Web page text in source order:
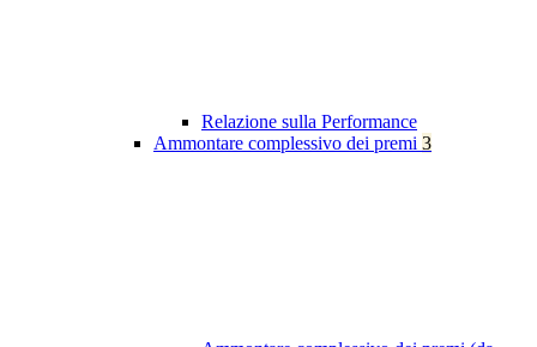
Relazione sulla Performance
Ammontare complessivo dei premi 3